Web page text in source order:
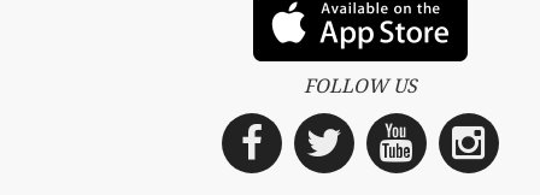
FOLLOW US
Facebook
Twitter